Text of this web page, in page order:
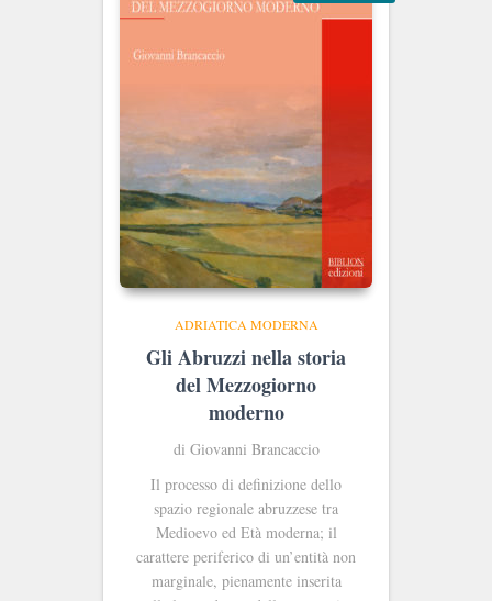
ADRIATICA MODERNA
Gli Abruzzi nella storia
del Mezzogiorno
moderno
di Giovanni Brancaccio
Il processo di definizione dello
spazio regionale abruzzese tra
Medioevo ed Età moderna; il
carattere periferico di un’entità non
marginale, pienamente inserita